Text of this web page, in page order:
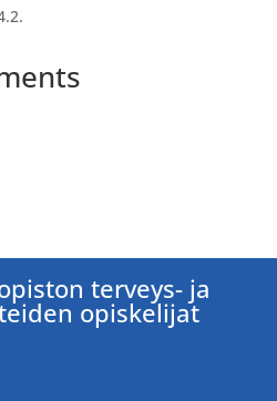
terveys- ja
opiskelijat